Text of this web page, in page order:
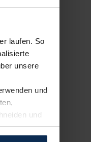
laufen. So
unsere
und
und
anpassen